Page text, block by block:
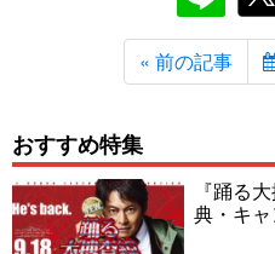
« 前の記事
おすすめ特集
『踊る
典・キ